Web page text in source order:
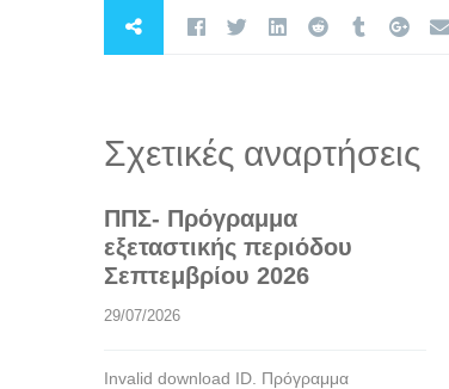
Σχετικές αναρτήσεις
ΠΠΣ- Πρόγραμμα
εξεταστικής περιόδου
Σεπτεμβρίου 2026
29/07/2026
Invalid download ID. Πρόγραμμα